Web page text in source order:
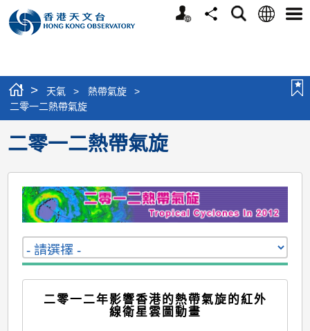
個
分
搜
語
選
> 天氣 > 熱帶氣旋
>
二零一二熱帶氣旋
二零一二熱帶氣旋
二零一二年影響香港的熱帶氣旋的紅外
線衛星雲圖動畫